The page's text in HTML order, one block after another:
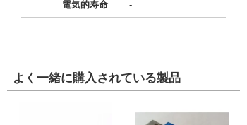
電気的寿命 -
よく一緒に購入されている製品